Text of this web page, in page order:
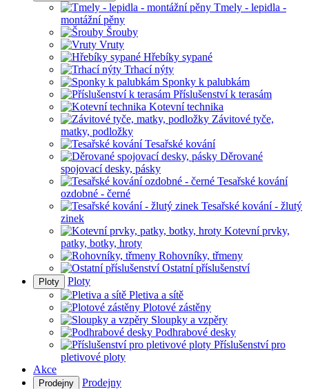
Tmely - lepidla -
montážní pěny
Šrouby
Vruty
Hřebíky sypané
Trhací nýty
Sponky k palubkám
Příslušenství k terasám
Kotevní technika
Závitové tyče,
matky, podložky
Tesařské kování
Děrované
spojovací desky, pásky
Tesařské kování
ozdobné - černé
Tesařské kování - žlutý
zinek
Kotevní prvky,
patky, botky, hroty
Rohovníky, třmeny
Ostatní příslušenství
Ploty
Ploty
Pletiva a sítě
Plotové zástěny
Sloupky a vzpěry
Podhrabové desky
Příslušenství pro
pletivové ploty
Akce
Prodejny
Prodejny